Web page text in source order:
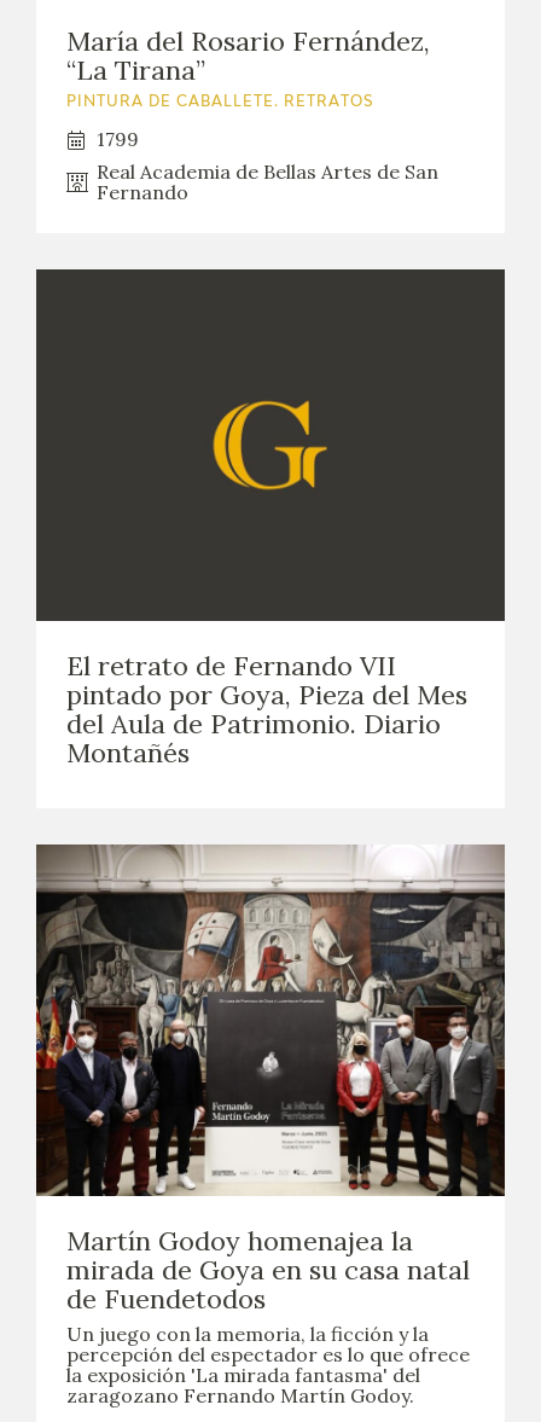
María del Rosario Fernández,
“La Tirana”
PINTURA DE CABALLETE. RETRATOS
1799
Real Academia de Bellas Artes de San
Fernando
El retrato de Fernando VII
pintado por Goya, Pieza del Mes
del Aula de Patrimonio. Diario
Montañés
Martín Godoy homenajea la
mirada de Goya en su casa natal
de Fuendetodos
Un juego con la memoria, la ficción y la
percepción del espectador es lo que ofrece
la exposición 'La mirada fantasma' del
zaragozano Fernando Martín Godoy.